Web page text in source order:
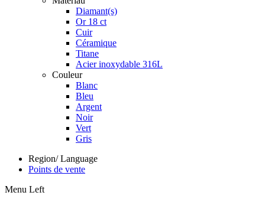
Diamant(s)
Or 18 ct
Cuir
Céramique
Titane
Acier inoxydable 316L
Couleur
Blanc
Bleu
Argent
Noir
Vert
Gris
Region/ Language
Points de vente
Menu Left